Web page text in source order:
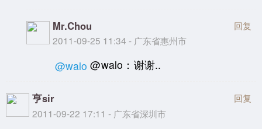
Mr.Chou
2011-09-25 11:34 - 广东省惠州市
回复
@walo @walo：谢谢..
亨sir
2011-09-22 17:11 - 广东省深圳市
回复